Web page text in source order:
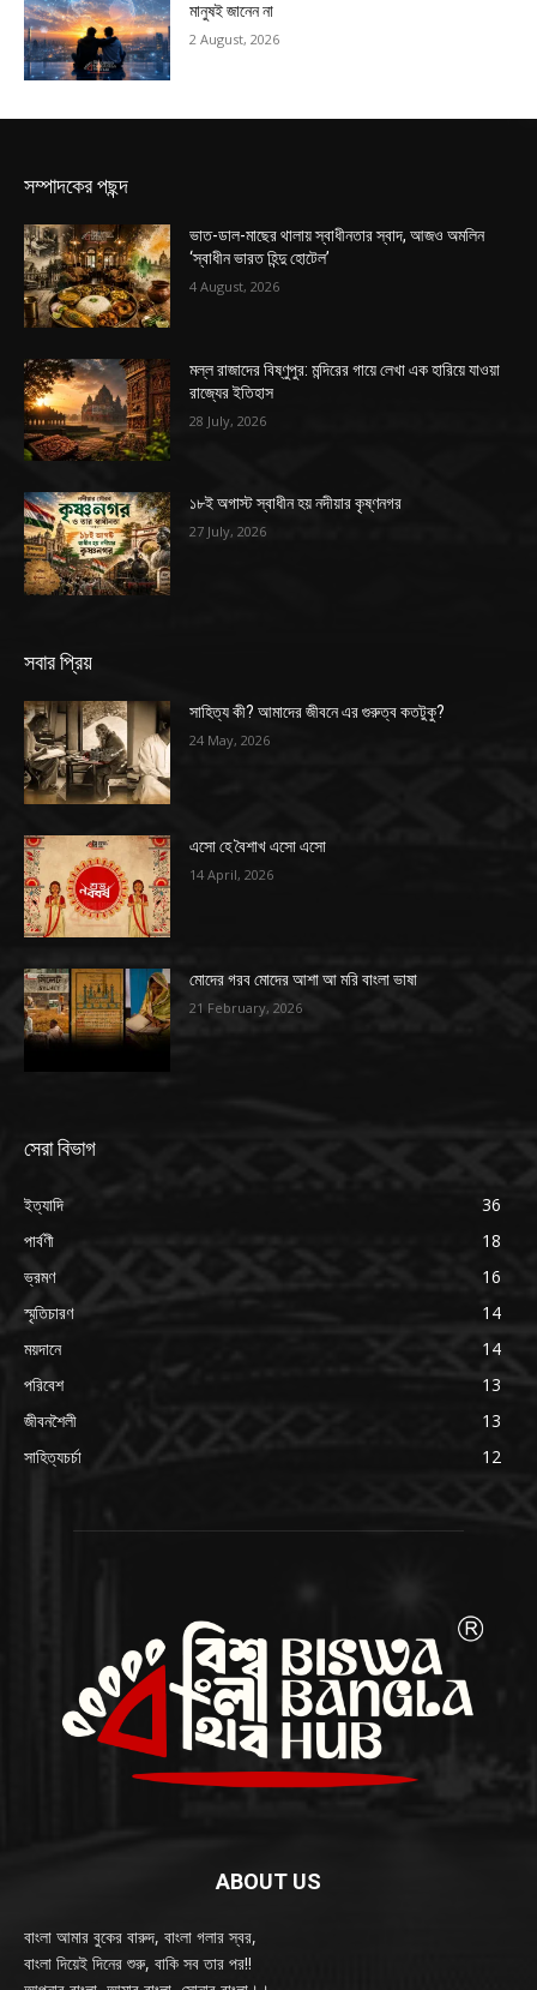
মানুষই জানেন না
2 August, 2026
সম্পাদকের পছন্দ
ভাত-ডাল-মাছের থালায় স্বাধীনতার স্বাদ, আজও অমলিন
‘স্বাধীন ভারত হিন্দু হোটেল’
4 August, 2026
মল্ল রাজাদের বিষ্ণুপুর: মন্দিরের গায়ে লেখা এক হারিয়ে যাওয়া
রাজ্যের ইতিহাস
28 July, 2026
১৮ই অগাস্ট স্বাধীন হয় নদীয়ার কৃষ্ণনগর
27 July, 2026
সবার প্রিয়
সাহিত্য কী? আমাদের জীবনে এর গুরুত্ব কতটুকু?
24 May, 2026
এসো হে বৈশাখ এসো এসো
14 April, 2026
মোদের গরব মোদের আশা আ মরি বাংলা ভাষা
21 February, 2026
সেরা বিভাগ
ইত্যাদি
36
পার্বণী
18
ভ্রমণ
16
স্মৃতিচারণ
14
ময়দানে
14
পরিবেশ
13
জীবনশৈলী
13
সাহিত্যচর্চা
12
ABOUT US
বাংলা আমার বুকের বারুদ, বাংলা গলার স্বর,
বাংলা দিয়েই দিনের শুরু, বাকি সব তার পর!!